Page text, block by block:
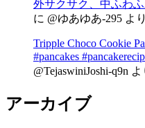
外サクサク、中ふわ
に @ゆあゆあ-295 より
Tripple Choco Cookie
#pancakes
@TejaswiniJoshi-q9n よ
アーカイブ